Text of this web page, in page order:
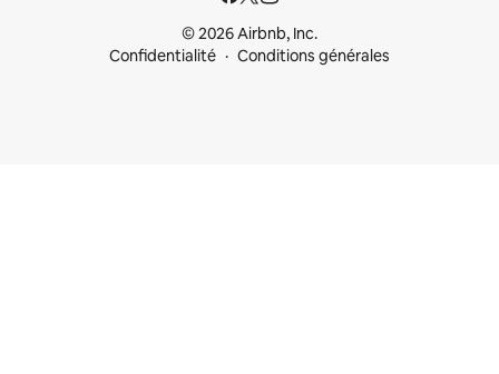
© 2026 Airbnb, Inc.
Confidentialité
Conditions générales